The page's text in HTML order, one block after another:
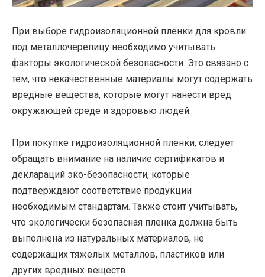
При выборе гидроизоляционной пленки для кровли
под металлочерепицу необходимо учитывать
факторы экологической безопасности. Это связано с
тем, что некачественные материалы могут содержать
вредные вещества, которые могут нанести вред
окружающей среде и здоровью людей.
При покупке гидроизоляционной пленки, следует
обращать внимание на наличие сертификатов и
деклараций эко-безопасности, которые
подтверждают соответствие продукции
необходимым стандартам. Также стоит учитывать,
что экологически безопасная пленка должна быть
выполнена из натуральных материалов, не
содержащих тяжелых металлов, пластиков или
других вредных веществ.